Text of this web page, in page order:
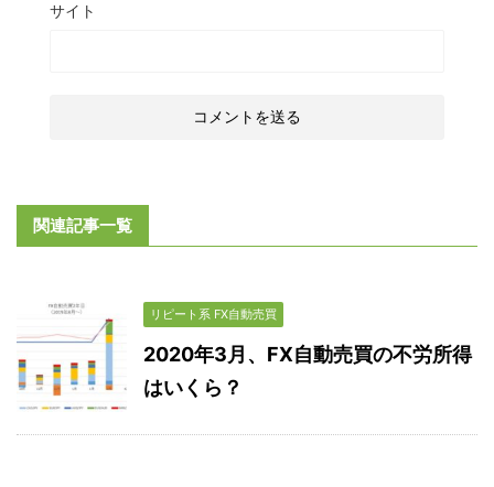
サイト
関連記事一覧
リピート系 FX自動売買
2020年3月、FX自動売買の不労所得
はいくら？